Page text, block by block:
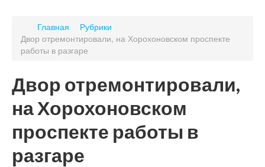
Главная
Рубрики
Двор отремонтировали, на Хорохоновском проспекте
работы в разгаре
Двор отремонтировали,
на Хорохоновском
проспекте работы в
разгаре